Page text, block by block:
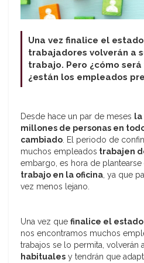
Una vez finalice el
trabajadores volverán a
trabajo. Pero ¿cómo
¿están los empleados
Desde hace un par de meses la
millones de personas en
cambiado. El periodo de
muchos empleados trabajen
embargo, es hora de plantearse
trabajo en la oficina, ya que
vez menos lejano.
Una vez que finalice el
nos encontramos muchos
trabajos se lo permita, volverán
habituales y tendrán que